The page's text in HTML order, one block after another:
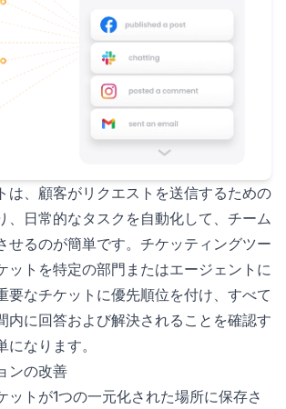
は、顧客がリクエストを送信するための
、日常的なタスクを自動化して、チーム
せるのが簡単です。チケッティングツー
ットを特定の部門またはエージェントに
要なチケットに優先順位を付け、すべて
内に回答および解決されることを確認す
なります。
ンの改善
ットが1つの一元化された場所に保存さ